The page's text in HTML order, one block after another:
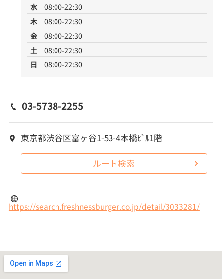
水
08:00-22:30
木
08:00-22:30
金
08:00-22:30
土
08:00-22:30
日
08:00-22:30
03-5738-2255
東京都渋谷区富ヶ谷1-53-4本橋ﾋﾞﾙ1階
ルート検索
https://search.freshnessburger.co.jp/detail/3033281/